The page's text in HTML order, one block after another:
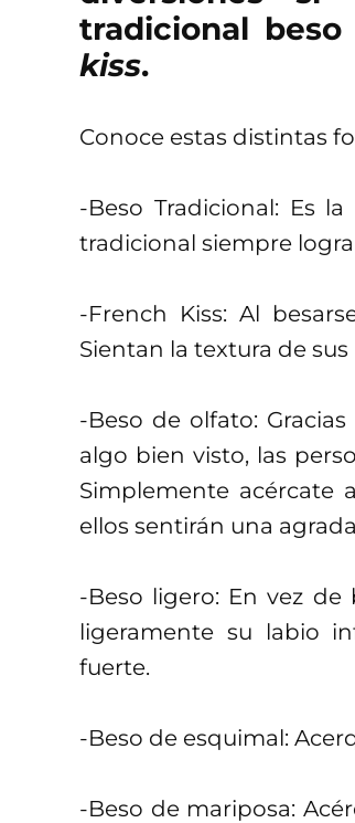
tradicional
kiss.
Conoce estas distintas
-Beso Tradicional: Es
tradicional siempre
-French Kiss: Al
Sientan la textura de
-Beso de olfato:
algo bien visto, las
Simplemente acércate
ellos sentirán una
-Beso ligero: En vez
ligeramente su labio
fuerte.
-Beso de esquimal:
-Beso de mariposa: